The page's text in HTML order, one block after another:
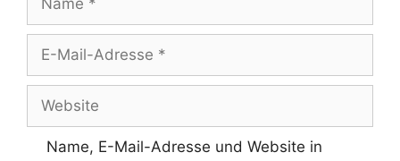
Adresse
Website
Name, E-Mail-Adresse und Website in